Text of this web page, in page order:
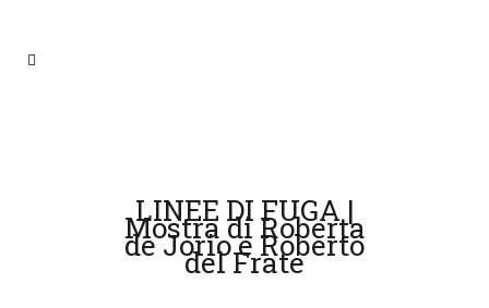
LINEE DI FUGA |
Mostra di Roberta
de Jorio e Roberto
del Frate